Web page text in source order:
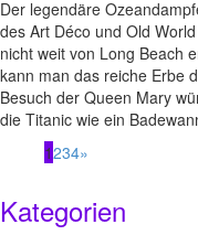
Der legendäre
des Art Déco und Old
nicht weit von Long Beach
kann man das reiche Erbe
Besuch der Queen Mary
die Titanic wie ein
1234»
Kategorien